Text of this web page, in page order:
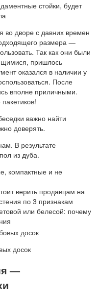
стойки, будет
дворе с давних времен
размера —
Так как они были
пришлось
оказался в наличии у
После
вполне приличными.
важно найти
доверять.
В результате
из дуба.
компактные и не
верить продавцам на
по 3 признакам
или белесой: почему
досок
—